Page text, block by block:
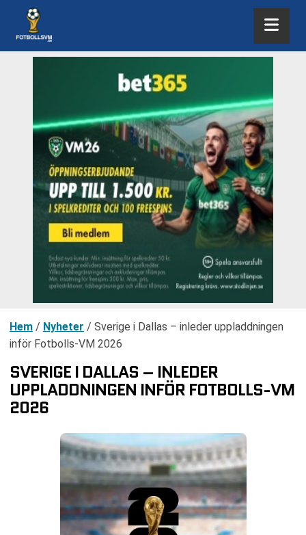
Hem / Nyheter / Sverige i Dallas – inleder uppladdningen
inför Fotbolls-VM 2026
SVERIGE I DALLAS – INLEDER
UPPLADDNINGEN INFÖR FOTBOLLS-VM
2026